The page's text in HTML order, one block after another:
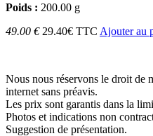
Poids : 200.00 g
49.00 € 29.40€ TTC Ajouter au
Nous nous réservons le droit de
internet sans préavis.
Les prix sont garantis dans la
Photos et indications non
Suggestion de présentation.